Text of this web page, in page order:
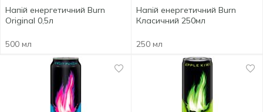
Напій енергетичний Burn
Original 0,5л
500 мл
Напій енергетичний Burn
Класичний 250мл
250 мл